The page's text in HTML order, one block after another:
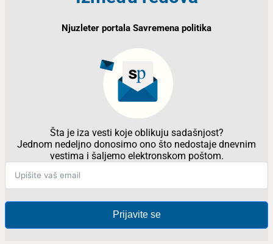
Njuzleter portala Savremena politika
Šta je iza vesti koje oblikuju sadašnjost?
Jednom nedeljno donosimo ono što nedostaje dnevnim
vestima i šaljemo elektronskom poštom.
Prijavite se